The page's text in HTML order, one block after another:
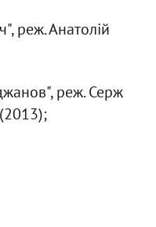
реж. Анатолій
реж. Серж